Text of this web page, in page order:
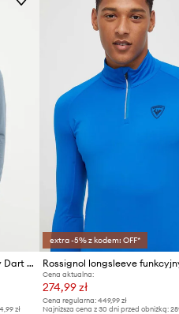
Montane longsleeve funkcyjny Dart XT
zł
extra -5% z kodem: OFF*
Cena aktualna:
274,99 zł
Cena regularna: 449,99 zł
Najniższa cena z 30 dni przed obniżką: